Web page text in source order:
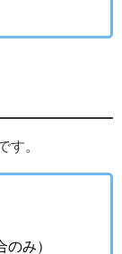
す。
み）